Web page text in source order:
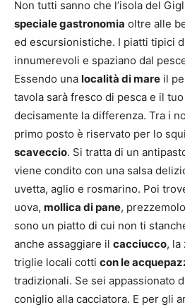
Non tutti sanno che l’isola del
speciale gastronomia oltre alle
ed escursionistiche. I piatti tipici
innumerevoli e spaziano dal
Essendo una località di mare il
tavola sarà fresco di pesca e il
decisamente la differenza. Tra i
primo posto è riservato per lo
scaveccio. Si tratta di un
viene condito con una salsa
uvetta, aglio e rosmarino. Poi
uova, mollica di pane,
sono un piatto di cui non ti
anche assaggiare il cacciucco, la
triglie locali cotti con le
tradizionali. Se sei appassionato
coniglio alla cacciatora. E per gli